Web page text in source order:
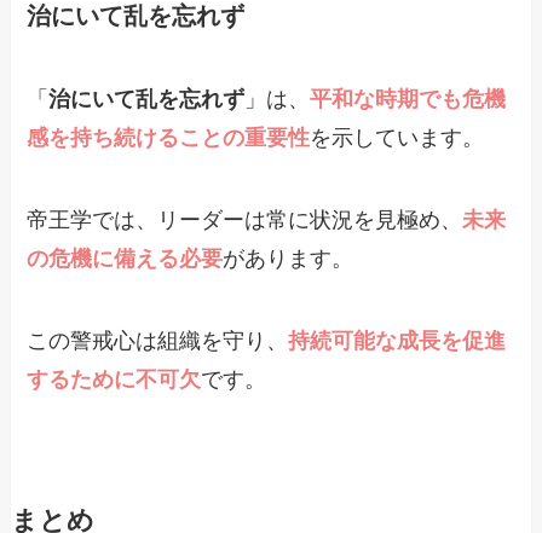
治にいて乱を忘れず
「治にいて乱を忘れず 」は、平和な時期でも危機
感を持ち続けることの重要性を示しています。
帝王学では、リーダーは常に状況を見極め、 未来
の危機に備える必要があります。
この警戒心は組織を守り、持続可能な成長を促進
するために不可欠です。
まとめ